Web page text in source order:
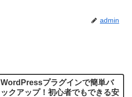
admin
WordPressプラグインで簡単バ
ックアップ！初心者でもできる安